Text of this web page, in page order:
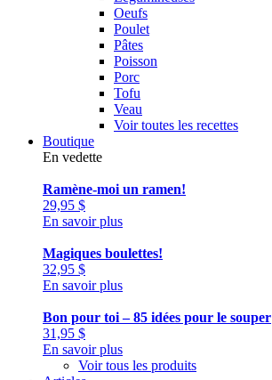
Oeufs
Poulet
Pâtes
Poisson
Porc
Tofu
Veau
Voir toutes les recettes
Boutique
En vedette
Ramène-moi un ramen!
29,95 $
En savoir plus
Magiques boulettes!
32,95 $
En savoir plus
Bon pour toi – 85 idées pour le souper
31,95 $
En savoir plus
Voir tous les produits